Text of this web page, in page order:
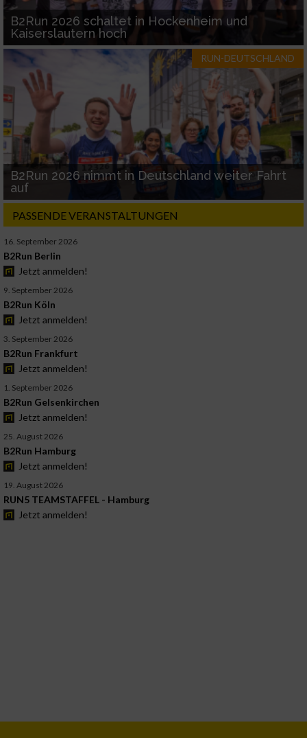
B2Run 2026 schaltet in Hockenheim und
Kaiserslautern hoch
RUN-DEUTSCHLAND
B2Run 2026 nimmt in Deutschland weiter Fahrt
auf
PASSENDE VERANSTALTUNGEN
16. September 2026
B2Run Berlin
Jetzt anmelden!
9. September 2026
B2Run Köln
Jetzt anmelden!
3. September 2026
B2Run Frankfurt
Jetzt anmelden!
1. September 2026
B2Run Gelsenkirchen
Jetzt anmelden!
25. August 2026
B2Run Hamburg
Jetzt anmelden!
19. August 2026
RUN5 TEAMSTAFFEL - Hamburg
Jetzt anmelden!